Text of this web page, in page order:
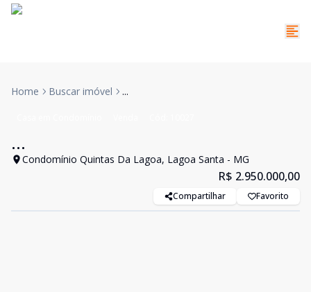
Home Buscar imóvel ...
...
Condomínio Quintas Da Lagoa, Lagoa Santa - MG
R$ 2.950.000,00
Compartilhar Favorito